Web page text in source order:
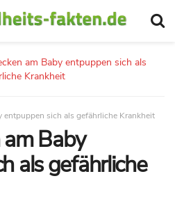
am Baby entpuppen sich als
Krankheit
entpuppen sich als gefährliche Krankheit
Baby
als gefährliche